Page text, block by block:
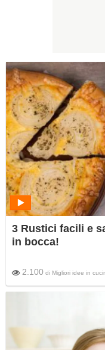
3 Rustici facili e
in bocca!
2.100 di Migliori idee in